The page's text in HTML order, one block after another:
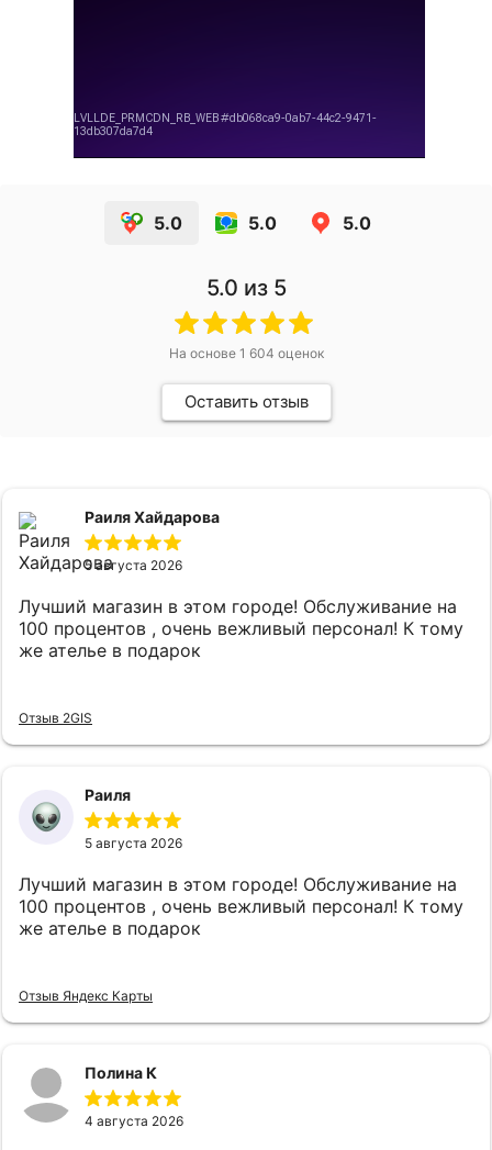
5.0 5.0 5.0
5.0 из 5
На основе 1 604 оценок
Оставить отзыв
Раиля Хайдарова
5 августа 2026
Лучший магазин в этом городе! Обслуживание на
100 процентов , очень вежливый персонал! К тому
же ателье в подарок
Отзыв 2GIS
Раиля
5 августа 2026
Лучший магазин в этом городе! Обслуживание на
100 процентов , очень вежливый персонал! К тому
же ателье в подарок
Отзыв Яндекс Карты
Полина К
4 августа 2026